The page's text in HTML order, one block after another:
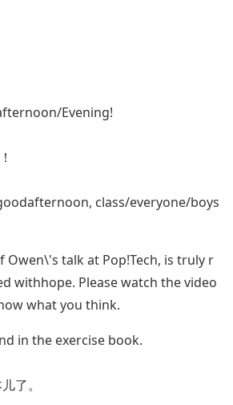
Evening!
class/everyone/boys
Owen\'s talk at Pop!Tech, is truly r
withhope. Please watch the video
what you think.
in the exercise book.
了。